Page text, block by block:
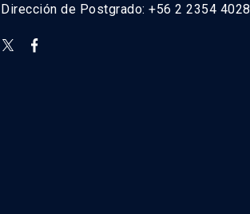
Dirección de Postgrado: +56 2 2354 4028